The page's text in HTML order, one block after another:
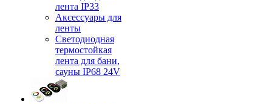
лента IP33
Аксессуары для
ленты
Светодиодная
термостойкая
лента для бани,
сауны IP68 24V